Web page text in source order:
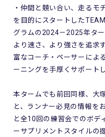
・仲間と競い合い、走るモ
を目的にスタートした
グラムの2024－2025年ター
より速さ、より強さを追求
富なコーチ・ペーサーによ
ーニングを手厚くサポート
本タームでも前回同様、大
と、ランナー必見の情報を
と全10回の練習会でのボデ
ーサプリメントスタイルの